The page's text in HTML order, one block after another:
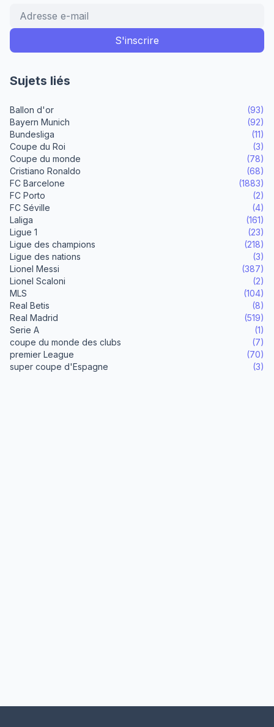
Sujets liés
Ballon d'or
(93)
Bayern Munich
(92)
Bundesliga
(11)
Coupe du Roi
(3)
Coupe du monde
(78)
Cristiano Ronaldo
(68)
FC Barcelone
(1883)
FC Porto
(2)
FC Séville
(4)
Laliga
(161)
Ligue 1
(23)
Ligue des champions
(218)
Ligue des nations
(3)
Lionel Messi
(387)
Lionel Scaloni
(2)
MLS
(104)
Real Betis
(8)
Real Madrid
(519)
Serie A
(1)
coupe du monde des clubs
(7)
premier League
(70)
super coupe d'Espagne
(3)